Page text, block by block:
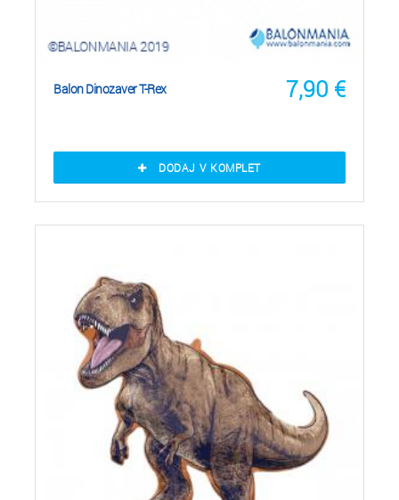
7,90 €
Balon Dinozaver T-Rex
DODAJ V KOMPLET